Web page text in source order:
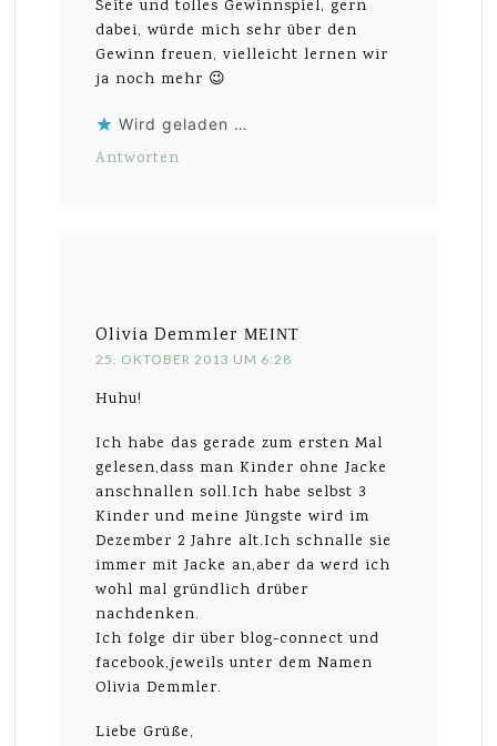
Seite und tolles Gewinnspiel, gern
dabei, würde mich sehr über den
Gewinn freuen, vielleicht lernen wir
ja noch mehr 😉
Wird geladen …
Antworten
Olivia Demmler MEINT
25. OKTOBER 2013 UM 6:28
Huhu!
Ich habe das gerade zum ersten Mal
gelesen,dass man Kinder ohne Jacke
anschnallen soll.Ich habe selbst 3
Kinder und meine Jüngste wird im
Dezember 2 Jahre alt.Ich schnalle sie
immer mit Jacke an,aber da werd ich
wohl mal gründlich drüber
nachdenken.
Ich folge dir über blog-connect und
facebook,jeweils unter dem Namen
Olivia Demmler.
Liebe Grüße,